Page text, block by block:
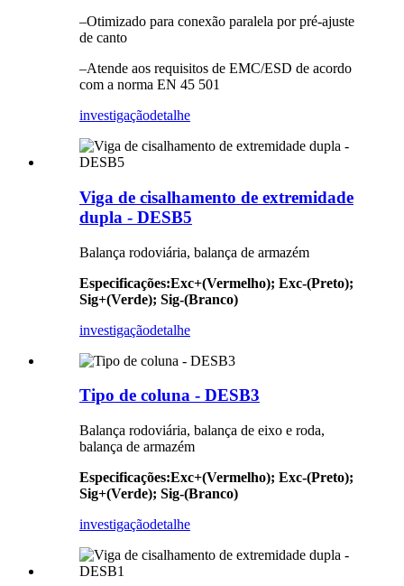
–Otimizado para conexão paralela por pré-ajuste
de canto
–Atende aos requisitos de EMC/ESD de acordo
com a norma EN 45 501
investigaçãodetalhe
Viga de cisalhamento de extremidade
dupla - DESB5
Balança rodoviária, balança de armazém
Especificações:Exc+(Vermelho); Exc-(Preto);
Sig+(Verde); Sig-(Branco)
investigaçãodetalhe
Tipo de coluna - DESB3
Balança rodoviária, balança de eixo e roda,
balança de armazém
Especificações:Exc+(Vermelho); Exc-(Preto);
Sig+(Verde); Sig-(Branco)
investigaçãodetalhe